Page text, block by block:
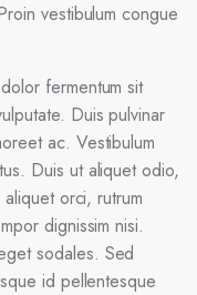
vestibulum congue
fermentum sit
Duis pulvinar
ac. Vestibulum
Duis ut aliquet odio,
orci, rutrum
dignissim nisi.
sodales. Sed
id pellentesque